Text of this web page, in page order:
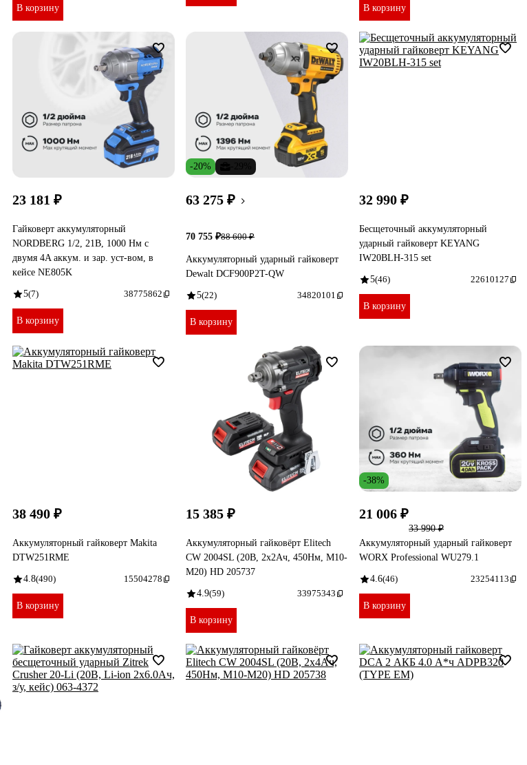
В корзину В корзину
23 181 ₽
Гайковерт аккумуляторный
NORDBERG 1/2, 21В, 1000 Нм с
двумя 4A аккум. и зар. уст-вом, в
кейсе NE805K
5(7) 38775862
В корзину
-20%
63 275 ₽
70 755 ₽88 600 ₽
Аккумуляторный ударный гайковерт
Dewalt DCF900P2T-QW
5(22) 34820101
В корзину
32 990 ₽
Бесщеточный аккумуляторный
ударный гайковерт KEYANG
IW20BLH-315 set
5(46) 22610127
В корзину
38 490 ₽
Аккумуляторный гайковерт Makita
DTW251RME
4.8(490) 15504278
В корзину
15 385 ₽
Аккумуляторный гайковёрт Elitech
CW 2004SL (20В, 2х2Ач, 450Нм, М10-
М20) HD 205737
4.9(59) 33975343
В корзину
-38%
21 006 ₽
33 990 ₽
Аккумуляторный ударный гайковерт
WORX Professional WU279.1
4.6(46) 23254113
В корзину